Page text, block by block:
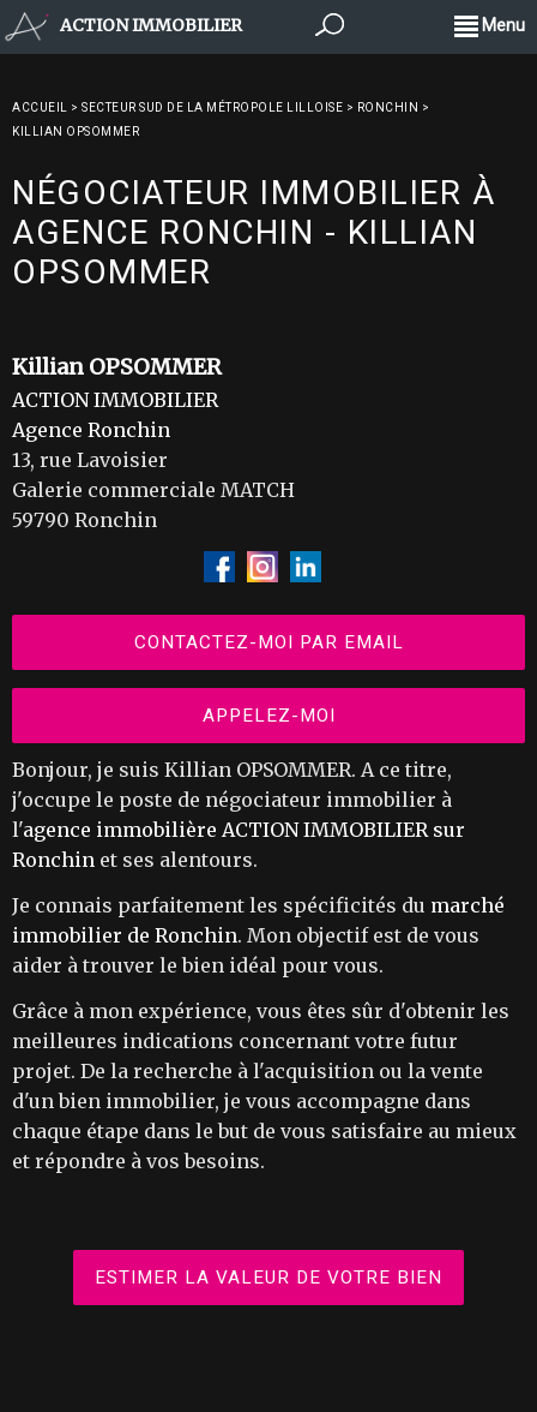
ACTION IMMOBILIER Menu
ACCUEIL > SECTEUR SUD DE LA MÉTROPOLE LILLOISE > RONCHIN >
KILLIAN OPSOMMER
NÉGOCIATEUR IMMOBILIER À
AGENCE RONCHIN - KILLIAN
OPSOMMER
Killian OPSOMMER
ACTION IMMOBILIER
Agence Ronchin
13, rue Lavoisier
Galerie commerciale MATCH
59790 Ronchin
CONTACTEZ-MOI PAR EMAIL
APPELEZ-MOI
Bonjour, je suis Killian OPSOMMER. A ce titre,
j'occupe le poste de négociateur immobilier à
l'agence immobilière ACTION IMMOBILIER sur
Ronchin et ses alentours.
Je connais parfaitement les spécificités du marché
immobilier de Ronchin. Mon objectif est de vous
aider à trouver le bien idéal pour vous.
Grâce à mon expérience, vous êtes sûr d'obtenir les
meilleures indications concernant votre futur
projet. De la recherche à l'acquisition ou la vente
d'un bien immobilier, je vous accompagne dans
chaque étape dans le but de vous satisfaire au mieux
et répondre à vos besoins.
ESTIMER LA VALEUR DE VOTRE BIEN